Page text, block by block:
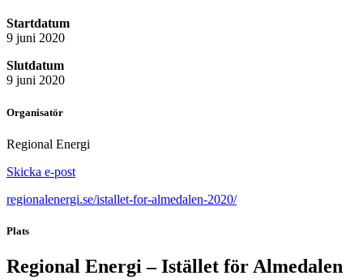
Startdatum
9 juni 2020
Slutdatum
9 juni 2020
Organisatör
Regional Energi
Skicka e-post
regionalenergi.se/istallet-for-almedalen-2020/
Plats
Regional Energi – Istället för Almedalen